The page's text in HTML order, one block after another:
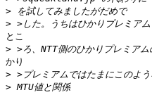
>
>
とこ
>
かり
>
>